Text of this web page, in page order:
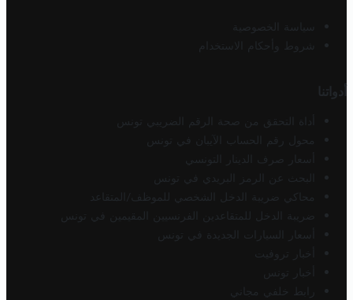
سياسة الخصوصية
شروط وأحكام الاستخدام
أدواتنا
أداة التحقق من صحة الرقم الضريبي تونس
محول رقم الحساب الآيبان في تونس
أسعار صرف الدينار التونسي
البحث عن الرمز البريدي في تونس
محاكي ضريبة الدخل الشخصي للموظف/المتقاعد
ضريبة الدخل للمتقاعدين الفرنسيين المقيمين في تونس
أسعار السيارات الجديدة في تونس
أخبار تروفيت
أخبار تونس
رابط خلفي مجاني